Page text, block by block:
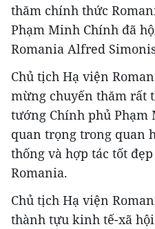
thăm chính thức
Phạm Minh Chính đã
Romania Alfred
Chủ tịch Hạ viện
mừng chuyến thăm rất
tướng Chính phủ Phạm
quan trọng trong quan
thống và hợp tác tốt
Romania.
Chủ tịch Hạ viện
thành tựu kinh tế-xã